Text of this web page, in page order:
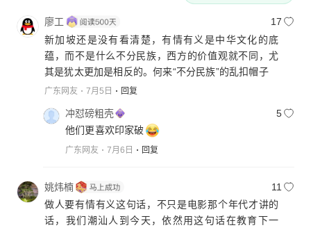
廖工
17
新加坡还是没有看清楚，有情有义是中华文化的底
蕴，而不是什么不分民族，西方的价值观就不同，尤
其是犹太更加是相反的。何来“不分民族”的乱扣帽子
广东网友 7月5日 回复
冲怼磅粗壳
5
他们更喜欢印家破
广东网友 7月6日 回复
姚炜楠
11
做人要有情有义这句话，不只是电影那个年代才讲的
话，我们潮汕人到今天，依然用这句话在教育下一